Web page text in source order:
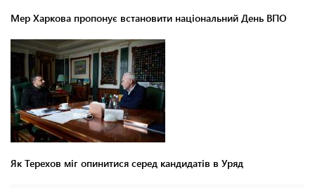
Мер Харкова пропонує встановити національний День ВПО
Як Терехов міг опинитися серед кандидатів в Уряд